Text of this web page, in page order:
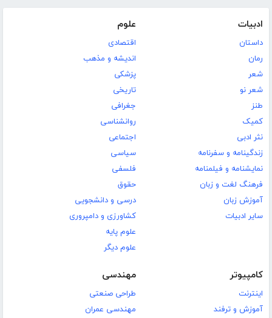
ادبیات
داستان
رمان
شعر
شعر نو
طنز
کمیک
نثر ادبی
زندگینامه و سفرنامه
نمایشنامه و فیلمنامه
فرهنگ لغت و زبان
آموزش زبان
سایر ادبیات
علوم
اقتصادی
اندیشه و مذهب
پزشکی
تاریخی
جغرافی
روانشناسی
اجتماعی
سیاسی
فلسفی
حقوق
درسی و دانشجویی
کشاورزی و دامپروری
علوم پایه
علوم دیگر
کامپیوتر
اینترنت
آموزش و ترفند
مهندسی
طراحی صنعتی
مهندسی عمران